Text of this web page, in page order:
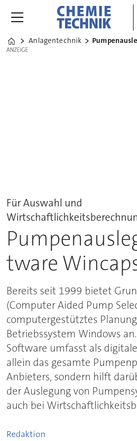
Home
Anlagentechnik
ANZEIGE
ANZEIGE
Für Auswahl und
tware
Bereits seit 1999 bietet
(Computer Aided Pump
computergestütztes
Betriebssystem Windows
Software umfasst als
allein das gesamte
Anbieters, sondern hilft
der Auslegung von
auch bei
Redaktion